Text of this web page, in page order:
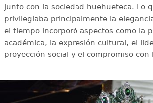
junto con la sociedad huehueteca. Lo
privilegiaba principalmente la
el tiempo incorporó aspectos como la
académica, la expresión cultural, el
proyección social y el compromiso con